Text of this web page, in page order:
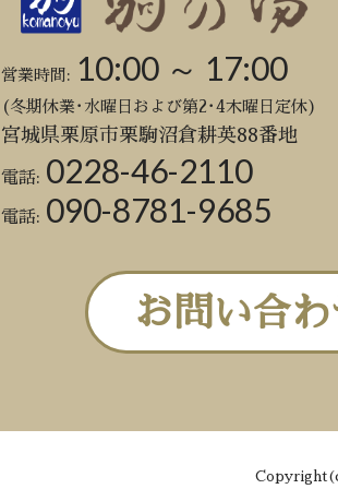
営業時間: 10:00 ～ 17:00
(冬期休業･水曜日および第2･4木曜日定休)
宮城県栗原市栗駒沼倉耕英88番地
電話: 0228-46-2110
電話: 090-8781-9685
お問い合